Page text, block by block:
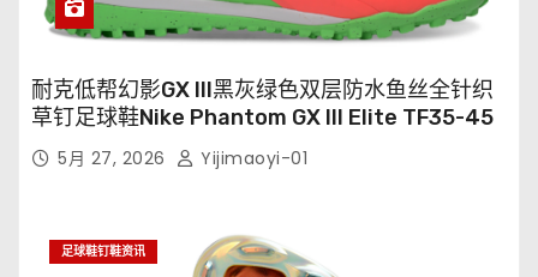
耐克低帮幻影GX III黑灰绿色双层防水鱼丝全针织
草钉足球鞋Nike Phantom GX III Elite TF35-45
5月 27, 2026 Yijimaoyi-01
足球鞋钉鞋资讯